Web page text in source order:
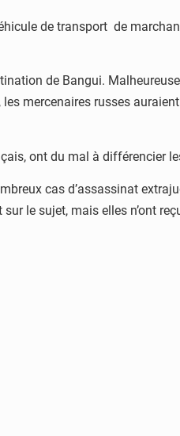
de transport de
de Bangui.
mercenaires russes
ont du mal à différencier
cas d’assassinat
le sujet, mais elles n’ont